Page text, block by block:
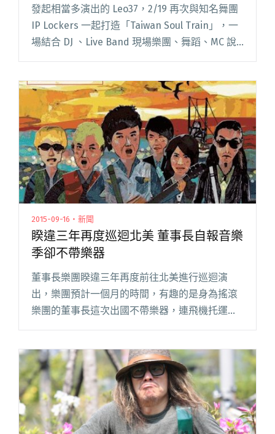
發起相當多演出的 Leo37，2/19 再次與知名舞團
IP Lockers 一起打造「Taiwan Soul Train」，一
場結合 DJ 、Live Band 現場樂團、舞蹈、MC 說
車回到 70 年代：「Taiwan Soul Train」主辦人
Leo37"
2015-09-16・新聞
睽違三年再度巡迴北美 董事長自報音樂
季卻不帶樂器
董事長樂團睽違三年再度前往北美進行巡迴演
出，樂團預計一個月的時間，有趣的是身為搖滾
樂團的董事長這次出國不帶樂器，連飛機托運都
省起來，樂團成員只帶著一卡皮箱就出發，像個
當地樂團朋友借樂器。 董事長 2閱讀全文 "睽違
三年再度巡迴北美 董事長自報音樂季卻不帶樂
器"